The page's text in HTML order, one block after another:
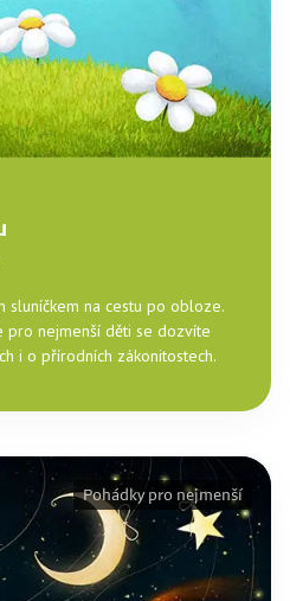
sluníčkem na cestu po obloze.
pro nejmenší děti se dozvíte
i o přírodních zákonitostech.
Pohádky pro nejmenší